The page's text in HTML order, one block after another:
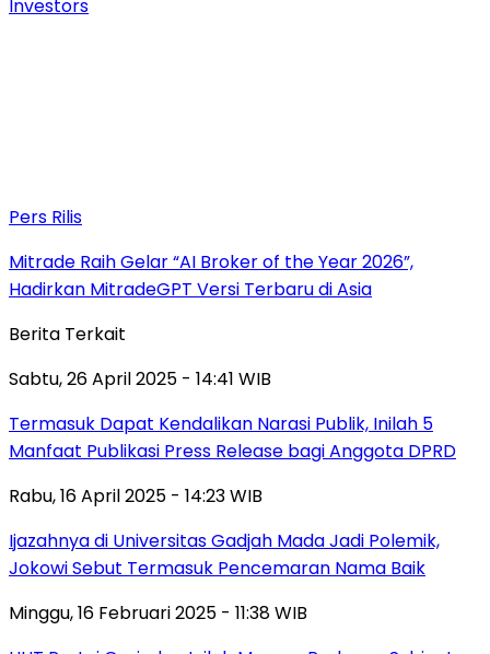
Investors
Pers Rilis
Mitrade Raih Gelar “AI Broker of the Year 2026”,
Hadirkan MitradeGPT Versi Terbaru di Asia
Berita Terkait
Sabtu, 26 April 2025 - 14:41 WIB
Termasuk Dapat Kendalikan Narasi Publik, Inilah 5
Manfaat Publikasi Press Release bagi Anggota DPRD
Rabu, 16 April 2025 - 14:23 WIB
Ijazahnya di Universitas Gadjah Mada Jadi Polemik,
Jokowi Sebut Termasuk Pencemaran Nama Baik
Minggu, 16 Februari 2025 - 11:38 WIB